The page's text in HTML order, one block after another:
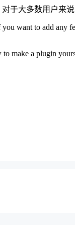
于大多数用户来
you want to add any
to make a plugin